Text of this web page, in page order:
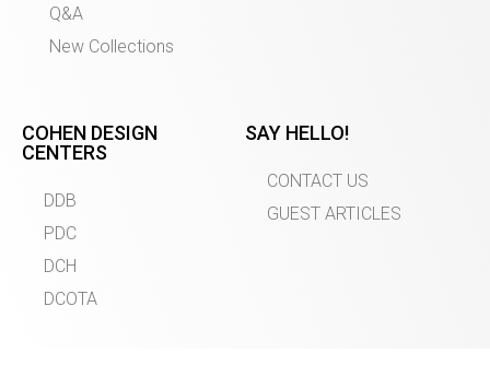
Q&A
New Collections
COHEN DESIGN
CENTERS
DDB
PDC
DCH
DCOTA
SAY HELLO!
CONTACT US
GUEST ARTICLES